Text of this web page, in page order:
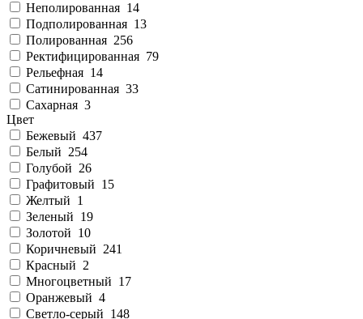
Неполированная 14
Подполированная 13
Полированная 256
Ректифицированная 79
Рельефная 14
Сатинированная 33
Сахарная 3
Цвет
Бежевый 437
Белый 254
Голубой 26
Графитовый 15
Желтый 1
Зеленый 19
Золотой 10
Коричневый 241
Красный 2
Многоцветный 17
Оранжевый 4
Светло-серый 148